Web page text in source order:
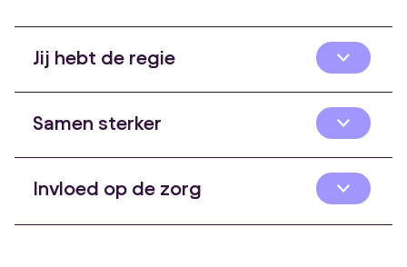
Jij hebt de regie
Samen sterker
Invloed op de zorg